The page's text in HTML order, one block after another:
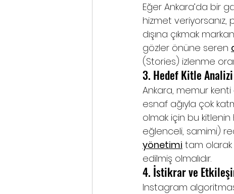
Eğer Ankara’da bir
hizmet veriyorsanız,
dışına çıkmak
gözler önüne seren
(Stories) izlenme
3. Hedef Kitle
Ankara, memur kenti
esnaf ağıyla çok
olmak için bu
eğlenceli, samimi)
yönetimi tam olarak
edilmiş olmalıdır.
4. İstikrar ve
Instagram